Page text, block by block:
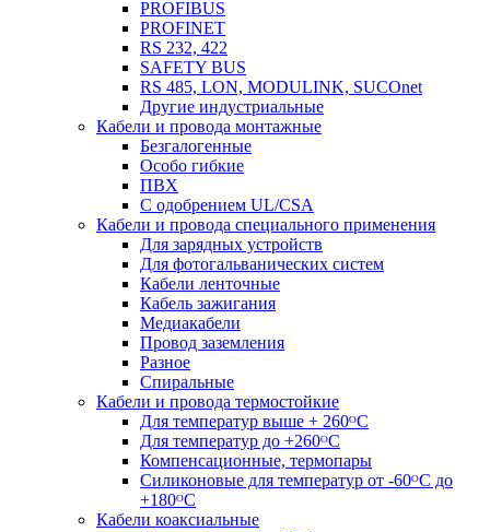
PROFIBUS
PROFINET
RS 232, 422
SAFETY BUS
RS 485, LON, MODULINK, SUCOnet
Другие индустриальные
Кабели и провода монтажные
Безгалогенные
Особо гибкие
ПВХ
С одобрением UL/CSA
Кабели и провода специального применения
Для зарядных устройств
Для фотогальванических систем
Кабели ленточные
Кабель зажигания
Медиакабели
Провод заземления
Разное
Спиральные
Кабели и провода термостойкие
Для температур выше + 260ᴼС
Для температур до +260ᴼС
Компенсационные, термопары
Силиконовые для температур от -60ᴼC до
+180ᴼС
Кабели коаксиальные